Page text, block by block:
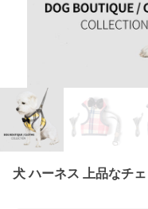
犬 ハーネス 上品なチ